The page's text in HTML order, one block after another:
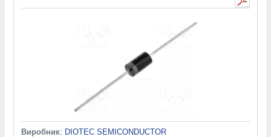
Виробник: DIOTEC SEMICONDUCTOR